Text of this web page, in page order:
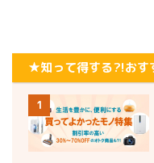
★知って得する?!お
1